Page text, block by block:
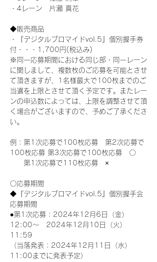
・4レーン　片瀬 真花
◆販売商品
・『デジタルブロマイドvol.5』個別握手券
付・・・1,700円(税込み)
※同一応募期間における同じ部・同一レーン
に関しまして、複数枚のご応募を可能とさせ
て頂きますが、1名様最大で100枚までのご
当選を上限とさせて頂く予定です。またレー
ンの申込数によっては、上限を調整させて頂
く場合がございますので、予めご了承くださ
い。
例：第1次応募で100枚応募　第2次応募で
100枚応募 第3次応募で100枚応募　〇
第1次応募で110枚応募　×
〇応募期間
◆『デジタルブロマイドvol.5』個別握手会
応募期間
●第1次応募：2024年12月6日（金）
12:00～　2024年12月10日（火）
11:59
（当落発表：2024年12月11日（水）
11:00までに発表予定）